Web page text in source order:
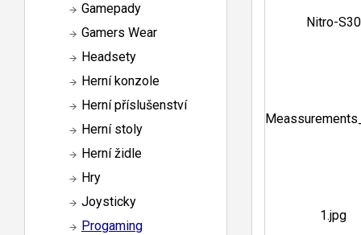
Gamepady
Gamers Wear
Headsety
Herní konzole
Herní příslušenství
Herní stoly
Herní židle
Hry
Joysticky
Progaming